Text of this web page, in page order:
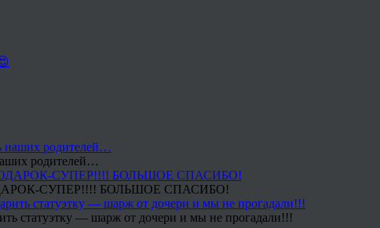
родителей…
СУПЕР!!!! БОЛЬШОЕ СПАСИБО!
статуэтку — шарж от дочери и мы не прогадали!!!